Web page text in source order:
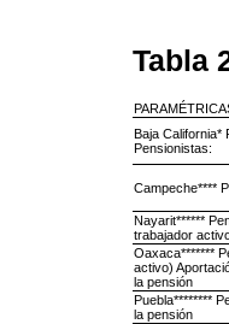
Tabla
Baja California*
Pensionistas:
Campeche****
Nayarit******
trabajador
Oaxaca*******
activo)
la pensión
Puebla********
la pensión